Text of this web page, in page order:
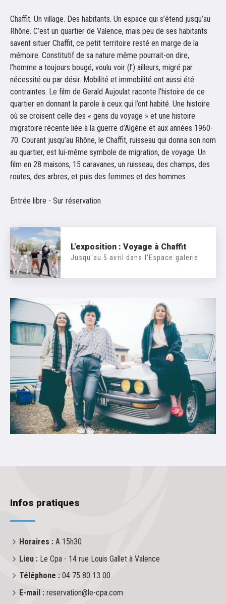
Chaffit. Un village. Des habitants. Un espace qui s’étend jusqu’au
Rhône. C’est un quartier de Valence, mais peu de ses habitants
savent situer Chaffit, ce petit territoire resté en marge de la
mémoire. Constitutif de sa nature même pourrait-on dire,
l’homme a toujours bougé, voulu voir (l’) ailleurs, migré par
nécessité ou par désir. Mobilité et immobilité ont aussi été
contraintes. Le film de Gerald Aujoulat raconte l’histoire de ce
quartier en donnant la parole à ceux qui l’ont habité. Une histoire
où se croisent celle des « gens du voyage » et une histoire
migratoire récente liée à la guerre d’Algérie et aux années 1960-
70. Courant jusqu’au Rhône, le Chaffit, ruisseau qui donna son nom
au quartier, est lui-même symbole de migration, de voyage. Un
film en 28 maisons, 15 caravanes, un ruisseau, des champs, des
routes, des arbres, et puis des femmes et des hommes.
Entrée libre - Sur réservation
L'exposition : Voyage à Chaffit
Jusqu'au 5 avril dans l'Espace galerie
Infos pratiques
Horaires : A 15h30
Lieu : Le Cpa - 14 rue Louis Gallet à Valence
Téléphone : 04 75 80 13 00
E-mail : reservation@le-cpa.com